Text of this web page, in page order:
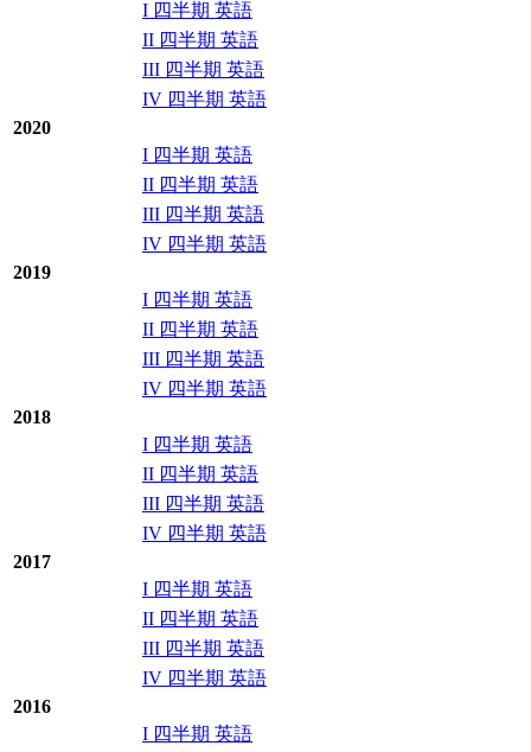
I 四半期 英語
II 四半期 英語
III 四半期 英語
IV 四半期 英語
2020
I 四半期 英語
II 四半期 英語
III 四半期 英語
IV 四半期 英語
2019
I 四半期 英語
II 四半期 英語
III 四半期 英語
IV 四半期 英語
2018
I 四半期 英語
II 四半期 英語
III 四半期 英語
IV 四半期 英語
2017
I 四半期 英語
II 四半期 英語
III 四半期 英語
IV 四半期 英語
2016
I 四半期 英語